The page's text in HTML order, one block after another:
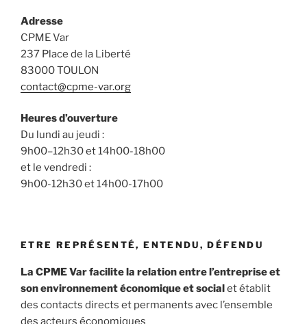
Adresse
CPME Var
237 Place de la Liberté
83000 TOULON
contact@cpme-var.org
Heures d’ouverture
Du lundi au jeudi :
9h00–12h30 et 14h00-18h00
et le vendredi :
9h00-12h30 et 14h00-17h00
ETRE REPRÉSENTÉ, ENTENDU, DÉFENDU
La CPME Var facilite la relation entre l’entreprise et
son environnement économique et social et établit
des contacts directs et permanents avec l’ensemble